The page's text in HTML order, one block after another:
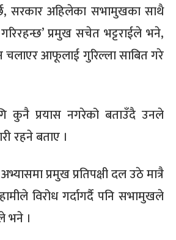
सरकार अहिलेका सभामुखका साथै
प्रमुख सचेत भट्टराईले भने,
आफूलाई गुरिल्ला साबित गरे
कुनै प्रयास नगरेको बताउँदै उनले
रहने बताए ।
प्रमुख प्रतिपक्षी दल उठे मात्रै
विरोध गर्दागर्दै पनि सभामुखले
भने ।